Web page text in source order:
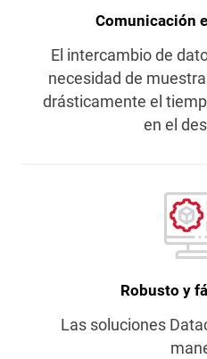
Comunicación
El intercambio de
necesidad de
drásticamente el
en el
Robusto y
Las soluciones